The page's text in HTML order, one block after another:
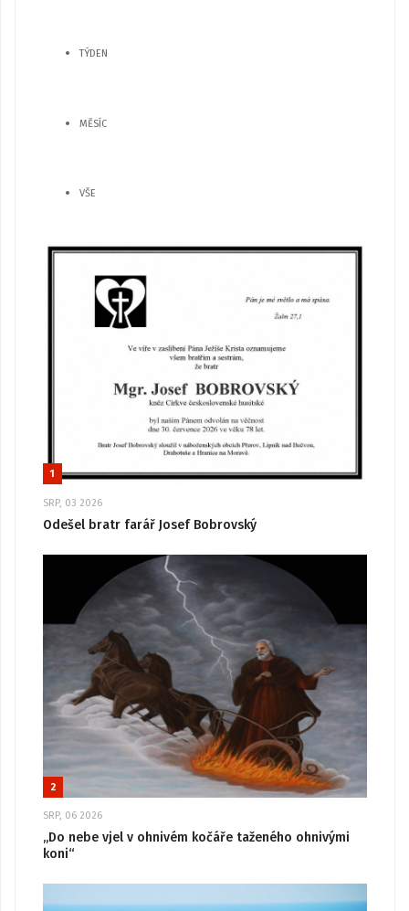
TÝDEN
MĚSÍC
VŠE
1
SRP, 03 2026
Odešel bratr farář Josef Bobrovský
2
SRP, 06 2026
„Do nebe vjel v ohnivém kočáře taženého ohnivými
koni“